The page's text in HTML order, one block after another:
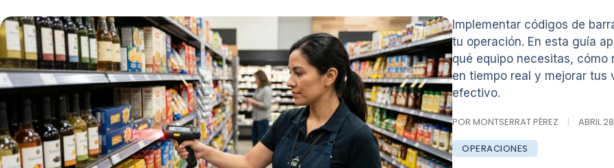
Implementar códigos de
tu operación. En esta guía
qué equipo necesitas,
en tiempo real y mejorar tus
efectivo.
POR MONTSERRAT PÉREZ | ABRIL
OPERACIONES